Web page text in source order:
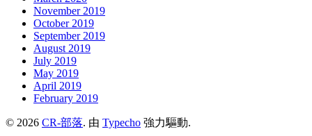
November 2019
October 2019
September 2019
August 2019
July 2019
May 2019
April 2019
February 2019
© 2026 CR-部落. 由 Typecho 強力驅動.